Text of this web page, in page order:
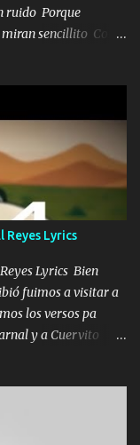
ruido Porque
sencillito Con
ya van sonando
y la mente y
es como empezamos
y bajas La carreta
cosas Y
corta Hay que
nada es...
Reyes Lyrics
Lyrics Bien
fuimos a visitar a
los versos pa
y a Cuervito